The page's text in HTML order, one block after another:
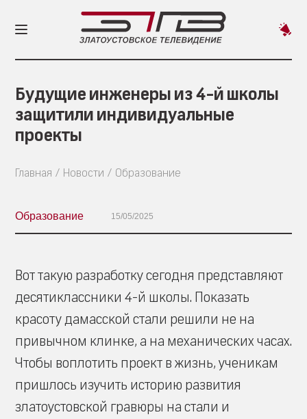
Будущие инженеры из 4-й школы
защитили индивидуальные
проекты
Главная Новости Образование
Образование 15/05/2025
Вот такую разработку сегодня представляют
десятиклассники 4-й школы. Показать
красоту дамасской стали решили не на
привычном клинке, а на механических часах.
Чтобы воплотить проект в жизнь, ученикам
пришлось изучить историю развития
златоустовской гравюры на стали и